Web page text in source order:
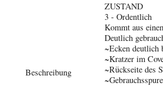
Beschreibung
ZUSTAND
3 - Ordentlich
Kommt aus
Deutlich
~Ecken deutlich
~Kratzer im
~Rückseite des